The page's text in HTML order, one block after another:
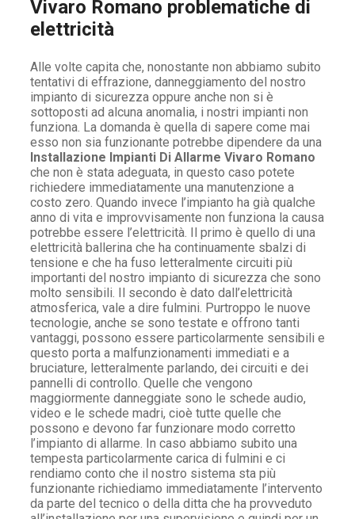
Vivaro Romano problematiche di
elettricità
Alle volte capita che, nonostante non abbiamo subito
tentativi di effrazione, danneggiamento del nostro
impianto di sicurezza oppure anche non si è
sottoposti ad alcuna anomalia, i nostri impianti non
funziona. La domanda è quella di sapere come mai
esso non sia funzionante potrebbe dipendere da una
Installazione Impianti Di Allarme Vivaro Romano
che non è stata adeguata, in questo caso potete
richiedere immediatamente una manutenzione a
costo zero. Quando invece l’impianto ha già qualche
anno di vita e improvvisamente non funziona la causa
potrebbe essere l’elettricità. Il primo è quello di una
elettricità ballerina che ha continuamente sbalzi di
tensione e che ha fuso letteralmente circuiti più
importanti del nostro impianto di sicurezza che sono
molto sensibili. Il secondo è dato dall’elettricità
atmosferica, vale a dire fulmini. Purtroppo le nuove
tecnologie, anche se sono testate e offrono tanti
vantaggi, possono essere particolarmente sensibili e
questo porta a malfunzionamenti immediati e a
bruciature, letteralmente parlando, dei circuiti e dei
pannelli di controllo. Quelle che vengono
maggiormente danneggiate sono le schede audio,
video e le schede madri, cioè tutte quelle che
possono e devono far funzionare modo corretto
l’impianto di allarme. In caso abbiamo subito una
tempesta particolarmente carica di fulmini e ci
rendiamo conto che il nostro sistema sta più
funzionante richiediamo immediatamente l’intervento
da parte del tecnico o della ditta che ha provveduto